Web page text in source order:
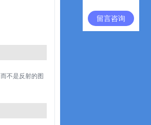
留言咨询
不是反射的图